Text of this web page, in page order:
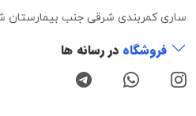
ساری کمربندی شرقی جنب بیمارستان
فروشگاه در رسانه ها